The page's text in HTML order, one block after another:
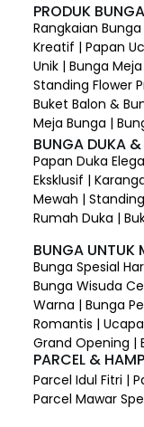
PRODUK
Rangkaian
Kreatif | Papan
Unik | Bunga
Standing Flower
Buket Balon &
Meja Bunga |
BUNGA DUKA
Papan Duka
Eksklusif |
Mewah |
Rumah Duka |
BUNGA UNTUK
Bunga Spesial
Bunga Wisuda
Warna | Bunga
Romantis |
Grand Opening |
PARCEL &
Parcel Idul Fitri |
Parcel Mawar